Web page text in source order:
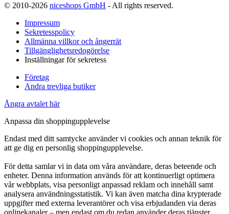
© 2010-2026 niceshops GmbH - All rights reserved.
Impressum
Sekretesspolicy
Allmänna villkor och ångerrät
Tillgänglighetsredogörelse
Inställningar för sekretess
Företag
Andra trevliga butiker
Ångra avtalet här
Anpassa din shoppingupplevelse
Endast med ditt samtycke använder vi cookies och annan teknik för
att ge dig en personlig shoppingupplevelse.
För detta samlar vi in data om våra användare, deras beteende och
enheter. Denna information används för att kontinuerligt optimera
vår webbplats, visa personligt anpassad reklam och innehåll samt
analysera användningsstatistik. Vi kan även matcha dina krypterade
uppgifter med externa leverantörer och visa erbjudanden via deras
onlinekanaler – men endast om du redan använder deras tjänster.